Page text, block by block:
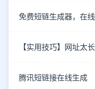
免费短链生成器，在
【实用技巧】网址太
腾讯短链接在线生成